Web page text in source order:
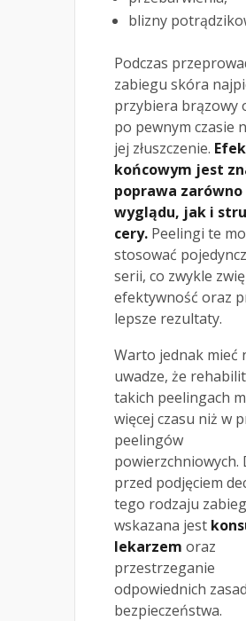
blizny
Podczas
zabiegu skóra
przybiera brązowy
po pewnym czasie
jej złuszczenie.
końcowym jest
poprawa zarówno
wyglądu, jak i
cery. Peelingi te
stosować
serii, co zwykle
efektywność oraz
lepsze rezultaty.
Warto jednak mieć
uwadze, że
takich peelingach
więcej czasu niż w
peelingów
powierzchniowych.
przed podjęciem
tego rodzaju
wskazana jest
lekarzem oraz
przestrzeganie
odpowiednich zasad
bezpieczeństwa.